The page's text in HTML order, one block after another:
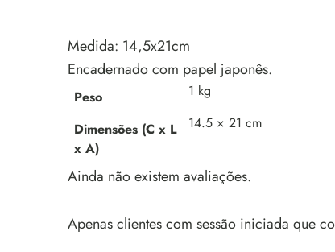
Medida: 14,5x21cm
Encadernado com papel japonês.
Peso 1 kg
Dimensões (C x L
x A)
14.5 × 21 cm
Ainda não existem avaliações.
Apenas clientes com sessão iniciada que